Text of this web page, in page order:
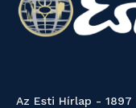
Az Esti Hírlap -